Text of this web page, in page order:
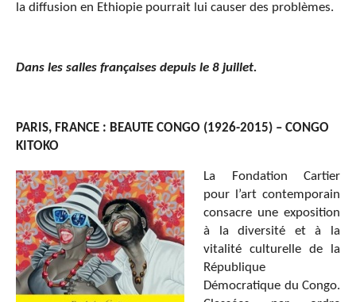
la diffusion en Ethiopie pourrait lui causer des problèmes.
Dans les salles françaises depuis le 8 juillet.
PARIS, FRANCE : BEAUTE CONGO (1926-2015) – CONGO
KITOKO
La Fondation Cartier
pour l’art contemporain
consacre une exposition
à la diversité et à la
vitalité culturelle de la
République
Démocratique du Congo.